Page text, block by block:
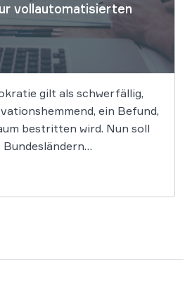
vollautomatisierten
gilt als schwerfällig,
ein Befund,
bestritten wird. Nun soll
ist ambitioniert:
sollen künftig